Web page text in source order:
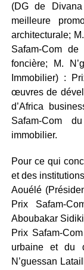
(DG de
meilleure
architecturale;
Safam-Com
foncière; M.
Immobilier) :
œuvres de
d’Africa
Safam-Com
immobilier.
Pour ce qui
et des
Aouélé
Prix Safam-
Aboubakar
Prix Safam-
urbaine et du
N’guessan